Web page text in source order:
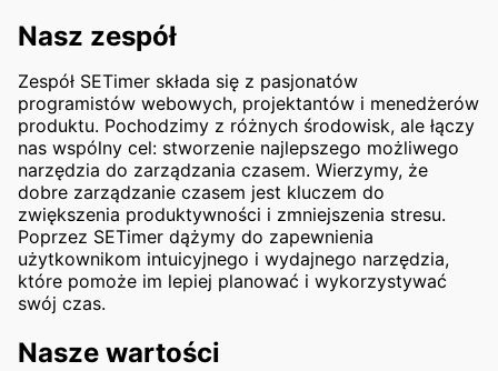
Nasz zespół
Zespół SETimer składa się z pasjonatów
programistów webowych, projektantów i menedżerów
produktu. Pochodzimy z różnych środowisk, ale łączy
nas wspólny cel: stworzenie najlepszego możliwego
narzędzia do zarządzania czasem. Wierzymy, że
dobre zarządzanie czasem jest kluczem do
zwiększenia produktywności i zmniejszenia stresu.
Poprzez SETimer dążymy do zapewnienia
użytkownikom intuicyjnego i wydajnego narzędzia,
które pomoże im lepiej planować i wykorzystywać
swój czas.
Nasze wartości